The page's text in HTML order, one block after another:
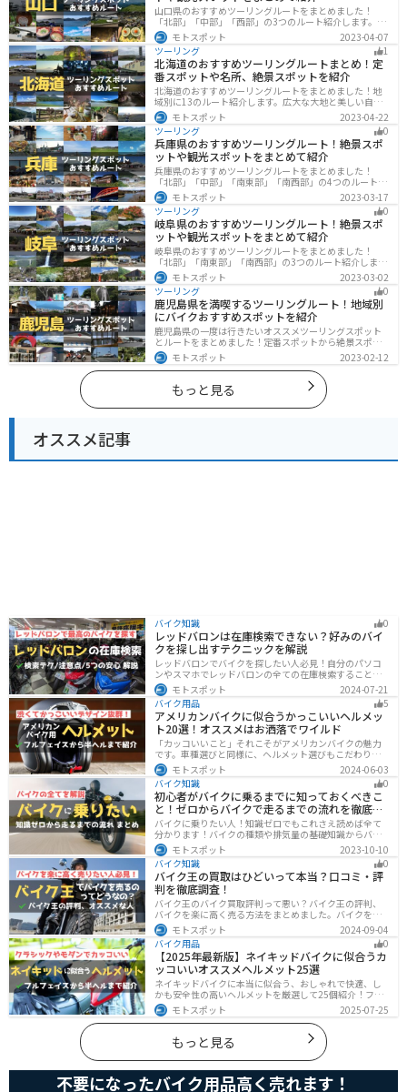
山口県のおすすめツーリングルートをまとめました！
「北部」「中部」「西部」の3つのルート紹介します。美
しい海岸線や山々を楽しむことができます。バイクで山
口県にツーリングに行く際は参考にしてください。
モトスポット
2023-04-07
ツーリング
1
北海道のおすすめツーリングルートまとめ！定
番スポットや名所、絶景スポットを紹介
北海道のおすすめツーリングルートをまとめました！地
域別に13のルート紹介します。広大な大地と美しい自然
が広がり、四季折々の魅力を楽しめる観光スポットが数
多くあります。バイクで北海道にツーリングに行く際は
参考にしてください。
モトスポット
2023-04-22
ツーリング
0
兵庫県のおすすめツーリングルート！絶景スポ
ットや観光スポットをまとめて紹介
兵庫県のおすすめツーリングルートをまとめました！
「北部」「中部」「南東部」「南西部」の4つのルート紹
介します。自然豊かな山を堪能できる北部と中部、街中
で海辺の南部と違った楽しみ方ができます。バイクで兵
庫県にツーリングに行く際は参考にしてください。
モトスポット
2023-03-17
ツーリング
0
岐阜県のおすすめツーリングルート！絶景スポ
ットや観光スポットをまとめて紹介
岐阜県のおすすめツーリングルートをまとめました！
「北部」「南東部」「南西部」の3つのルート紹介しま
す。自然豊かな山が充実しており、山を生かした施設や
グルメ、絶景スポットなど、自然を満喫するツーリング
ができます。バイクで岐阜県にツーリングに行く際は参
考にしてください。
モトスポット
2023-03-02
ツーリング
0
鹿児島県を満喫するツーリングルート！地域別
にバイクおすすめスポットを紹介
鹿児島県の一度は行きたいオススメツーリングスポット
とルートをまとめました！定番スポットから絶景スポッ
ト、温泉、山、海、グルメなど様々なジャンルで楽しめ
ます。バイクで鹿児島ツーリングに行こうと思っている
人は、参考にしてください。
モトスポット 2023-02-12
もっと見る
オススメ記事
バイク知識 0
レッドバロンは在庫検索できない？好みのバイ
クを探し出すテクニックを解説
レッドバロンでバイクを探したい人必見！自分のパソコ
ンやスマホでレッドバロンの全ての在庫検索することは
不可能です。自分に合ったバイクを探すためには、店舗
に行きイントラネットで探してもらう必要があります。
その際の注意点や自分に合ったバイクを見つけるテクニ
ックをまとめました。
モトスポット
2024-07-21
バイク用品
5
アメリカンバイクに似合うかっこいいヘルメッ
ト20選！オススメはお洒落でワイルド
「カッコいいこと」それこそがアメリカンバイクの魅力
です。車種選びと同様に、ヘルメット選びもこだわりた
いところですよね。アメリカンバイクの魅力をもっと引
き立ててくれるオススメのヘルメットを紹介します。
モトスポット
2024-06-03
バイク知識
0
初心者がバイクに乗るまでに知っておくべきこ
と！ゼロからバイクで走るまでの流れを徹底解
説
バイクに乗りたい人！知識ゼロでもこれさえ読めば全て
分かります！バイクの種類や排気量の基礎知識からバイ
クの選び方、免許の取り方、購入、納車、その後のバイ
クライフまで全てサポートします！
モトスポット
2023-10-10
バイク知識
0
バイク王の買取はひどいって本当？口コミ・評
判を徹底調査！
バイク王のバイク買取評判って悪い？バイク王の評判、
バイクを楽に高く売る方法をまとめました。バイクを売
却しようと考えている方は、是非参考にしてください。
モトスポット
2024-09-04
バイク用品
0
【2025年最新版】ネイキッドバイクに似合うカ
ッコいいオススメヘルメット25選
ネイキッドバイクに本当に似合う、おしゃれで快適、し
かも安全性の高いヘルメットを厳選して25個紹介！フル
フェイス・ジェット・システムなどタイプ別に特徴や選
び方も徹底解説。街乗りやツーリング、初心者からベテ
ランまで満足できるモデルを集めました。
モトスポット 2025-07-25
もっと見る
不要になったバイク用品高く売れます！